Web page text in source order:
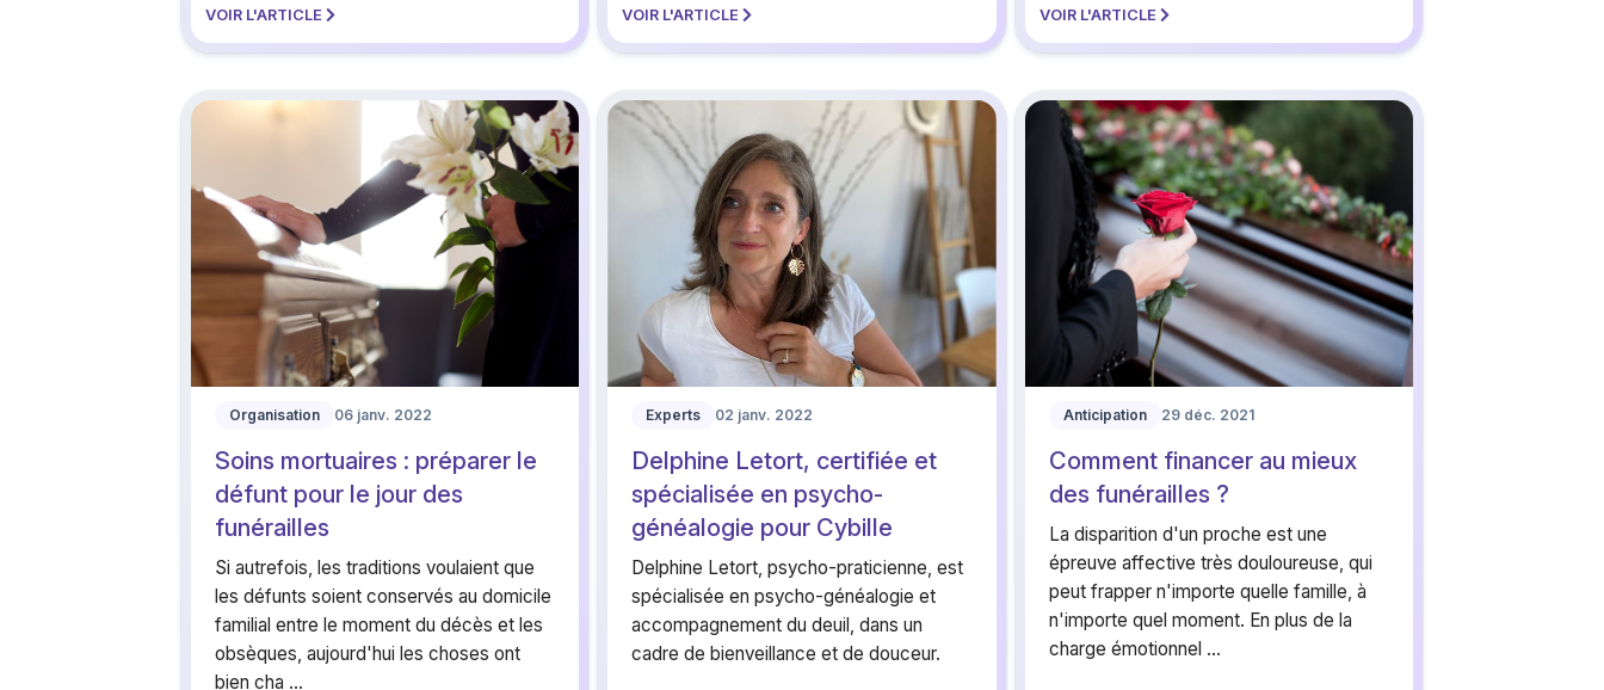
VOIR L'ARTICLE VOIR L'ARTICLE VOIR L'ARTICLE
Organisation 06 janv. 2022
Soins mortuaires : préparer le
défunt pour le jour des
funérailles
Si autrefois, les traditions voulaient que
les défunts soient conservés au domicile
familial entre le moment du décès et les
obsèques, aujourd'hui les choses ont
bien cha ...
Experts 02 janv. 2022
Delphine Letort, certifiée et
spécialisée en psycho-
généalogie pour Cybille
Delphine Letort, psycho-praticienne, est
spécialisée en psycho-généalogie et
accompagnement du deuil, dans un
cadre de bienveillance et de douceur.
Anticipation 29 déc. 2021
Comment financer au mieux
des funérailles ?
La disparition d'un proche est une
épreuve affective très douloureuse, qui
peut frapper n'importe quelle famille, à
n'importe quel moment. En plus de la
charge émotionnel ...